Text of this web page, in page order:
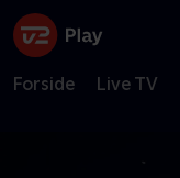
Forside Live TV